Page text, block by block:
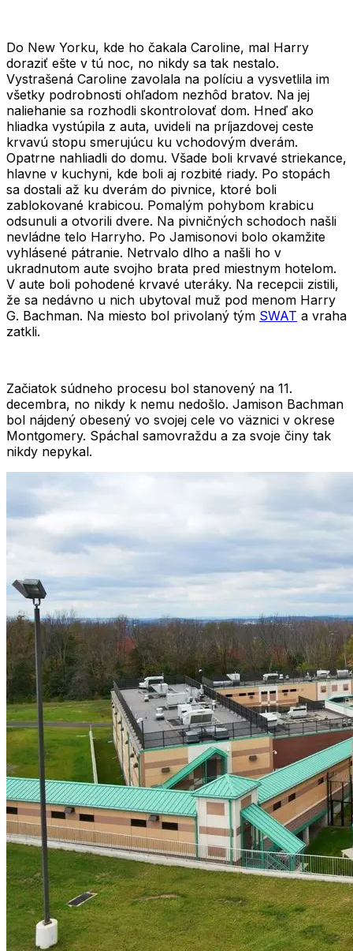
Do New Yorku, kde ho čakala Caroline, mal Harry
doraziť ešte v tú noc, no nikdy sa tak nestalo.
Vystrašená Caroline zavolala na políciu a vysvetlila im
všetky podrobnosti ohľadom nezhôd bratov. Na jej
naliehanie sa rozhodli skontrolovať dom. Hneď ako
hliadka vystúpila z auta, uvideli na príjazdovej ceste
krvavú stopu smerujúcu ku vchodovým dverám.
Opatrne nahliadli do domu. Všade boli krvavé striekance,
hlavne v kuchyni, kde boli aj rozbité riady. Po stopách
sa dostali až ku dverám do pivnice, ktoré boli
zablokované krabicou. Pomalým pohybom krabicu
odsunuli a otvorili dvere. Na pivničných schodoch našli
nevládne telo Harryho. Po Jamisonovi bolo okamžite
vyhlásené pátranie. Netrvalo dlho a našli ho v
ukradnutom aute svojho brata pred miestnym hotelom.
V aute boli pohodené krvavé uteráky. Na recepcii zistili,
že sa nedávno u nich ubytoval muž pod menom Harry
G. Bachman. Na miesto bol privolaný tým SWAT a vraha
zatkli.
Začiatok súdneho procesu bol stanovený na 11.
decembra, no nikdy k nemu nedošlo. Jamison Bachman
bol nájdený obesený vo svojej cele vo väznici v okrese
Montgomery. Spáchal samovraždu a za svoje činy tak
nikdy nepykal.